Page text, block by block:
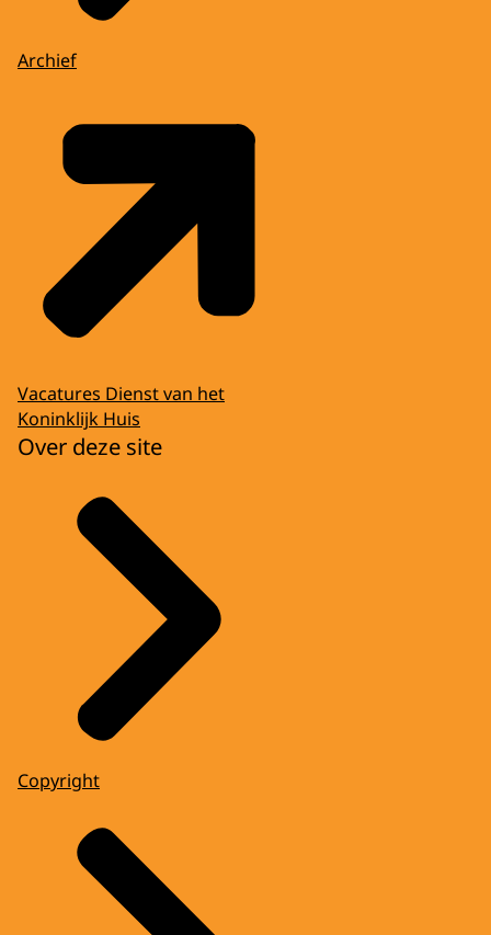
Archief
Vacatures Dienst van het
Koninklijk Huis
Over deze site
Copyright